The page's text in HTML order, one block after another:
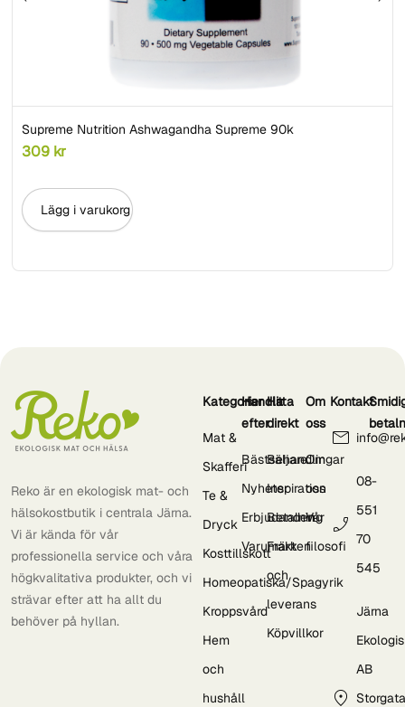
Supreme Nutrition Ashwagandha Supreme 90k
309 kr
Lägg i varukorg
Reko är en ekologisk mat- och
hälsokostbutik i centrala Järna.
Vi är kända för vår
professionella service och våra
högkvalitativa produkter, och vi
strävar efter att ha allt du
behöver på hyllan.
Kategorier
Mat &
Skafferi
Te &
Dryck
Kosttillskott
Homeopatiska/Spagyrik
Kroppsvård
Hem
och
hushåll
Handla
efter
Bästsäljare
Nyheter
Erbjudanden
Varumärken
Hitta
direkt
Behandlingar
Inspiration
Betalning
Frakt
och
leverans
Köpvillkor
Om
oss
Om
oss
Vår
filosofi
Kontakt
08-
551
70
545
Järna
AB